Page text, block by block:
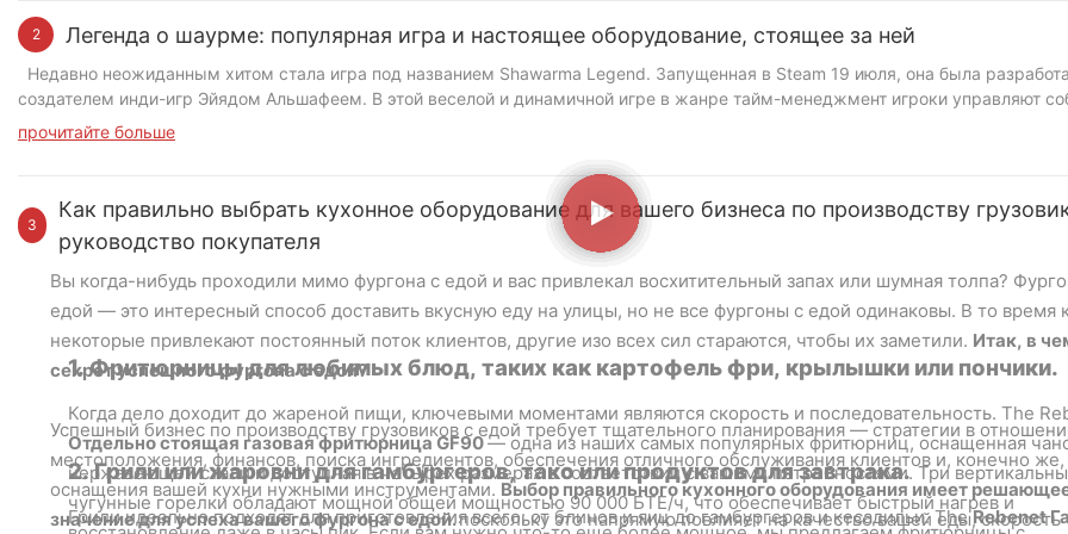
2 Легенда о шаурме: популярная игра и настоящее оборудование, стоящее за ней
Недавно неожиданным хитом стала игра под названием Shawarma Legend. Запущенная в Steam 19 июля, она была
создателем инди-игр Эйядом Альшафеем. В этой веселой и динамичной игре в жанре тайм-менеджмент игроки управляют
рестораном шаурмы, где они готовят, собирают и подают шаурму, чтобы клиенты были довольны.
В Shawarma Legend вы берете на себя роль владельца ресторана, которому
поручено управлять всеми аспектами бизнеса. От приготовления мяса до
мясом с приправами, свежими овощами и ароматными соусами — вам нужно,
чтобы заказы поступали, а клиенты были довольны. По ходу игры вы сможете
улучшать свой ресторан и решать новые задачи. (Картина:фото Айше)
прочитайте больше
3
Как правильно выбрать кухонное оборудование для вашего бизнеса по производству
руководство покупателя
Вы когда-нибудь проходили мимо фургона с едой и вас привлекал восхитительный запах или шумная толпа?
едой — это интересный способ доставить вкусную еду на улицы, но не все фургоны с едой одинаковы. В то время
некоторые привлекают постоянный поток клиентов, другие изо всех сил стараются, чтобы их заметили. Итак, в
секрет успешного фургона с едой?
Успешный бизнес по производству грузовиков с едой требует тщательного планирования — стратегии в
местоположения, финансов, поиска ингредиентов, обеспечения отличного обслуживания клиентов и, конечно же,
оснащения вашей кухни нужными инструментами. Выбор правильного кухонного оборудования имеет
значение для успеха вашего фургона с едой.поскольку это напрямую повлияет на качество вашей еды, скорость
1. Фритюрницы для любимых блюд, таких как картофель фри, крылышки или пончики.
Когда дело доходит до жареной пищи, ключевыми моментами являются скорость и последовательность. The
Отдельно стоящая газовая фритюрница GF90— одна из наших самых популярных фритюрниц, оснащенная
нержавеющей стали и доступная в четырех размерах в соответствии с вашими потребностями. Три
чугунные горелки обладают мощной общей мощностью 90 000 БТЕ/ч, что обеспечивает быстрый нагрев и
2. Грили или жаровни для гамбургеров, тако или продуктов для завтрака.
Грили идеально подходят для приготовления всего: от блинов и яиц до гамбургеров и кесадильи. TheRebenet